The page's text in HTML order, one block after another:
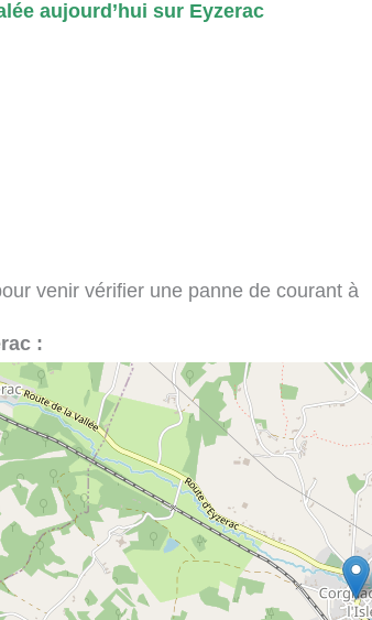
aujourd’hui sur Eyzerac
venir vérifier une panne de courant à
: